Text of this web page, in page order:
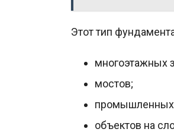
Этот тип
многоэтажных
мостов;
промышленных
объектов на